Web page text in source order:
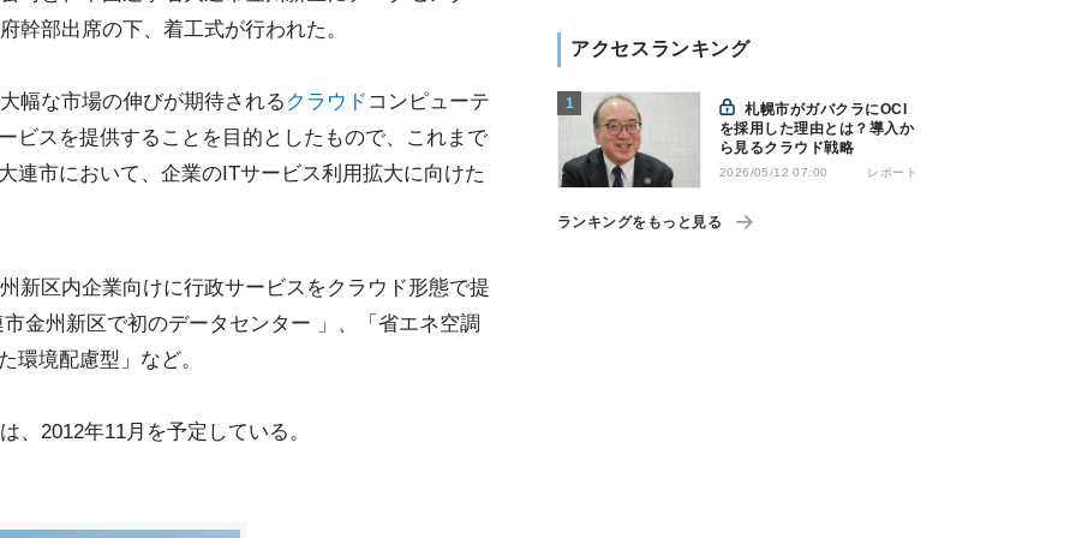
幹部出席の下、着工式が行われた。
幅な市場の伸びが期待される クラウド コンピューテ
ビスを提供することを目的としたもので、これまで
連市において、企業のITサービス利用拡大に向けた
新区内企業向けに行政サービスをクラウド形態で提
金州新区で初のデータセンター 」、「省エネ空調
環境配慮型」など。
、2012年11月を予定している。
アクセスランキング
札幌市がガバクラにOCI
を採用した理由とは？導入か
ら見るクラウド戦略
2026/05/12 07:00 レポート
ランキングをもっと見る